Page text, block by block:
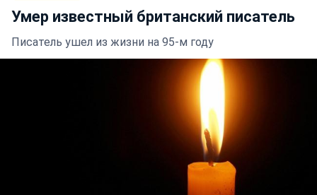
Умер известный британский писатель
Писатель ушел из жизни на 95-м году